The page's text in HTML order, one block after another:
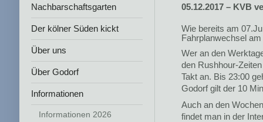
Nachbarschaftsgarten
Der kölner Süden kickt
Über uns
Über Godorf
Informationen
Informationen 2026
05.12.2017 – KVB
Wie bereits am
Fahrplanwechsel
Wer an den
den Rushhour-
Takt an. Bis 23:00
Godorf gilt der 10
Auch an den
findet man in der